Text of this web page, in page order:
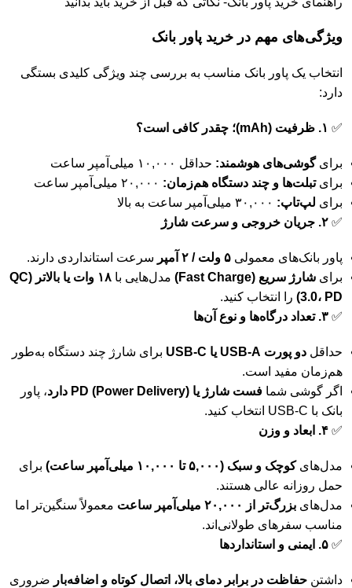
ویژگی‌های مهم در خرید پاور بانک
انتخاب یک پاور بانک مناسب به بررسی چند ویژگی کلیدی بستگی
دارد:
✅ ۱. ظرفیت (mAh)؛ چقدر کافی است؟
برایگوشی‌های هوشمند: حداقل ۱۰,۰۰۰ میلی‌آمپر ساعت
برایتبلت‌ها و چند دستگاه هم‌زمان:
برای لپ‌تاپ:
✅ ۲. جریان خروجی و سرعت شارژ
پاور بانک‌های معمولی ۵ ولت / ۲ آمپر
سرعت استانداردی دارند.
برای شارژ سریع (Fast Charge) مدل‌هایی با
۱۸ وات یا بالاتر (QC
3.0، PD) را انتخاب کنید.
✅ ۳. تعداد درگاه‌ها و نوع آن‌ها
حداقل دو پورت USB-A یا USB-C
برای شارژ چند دستگاه به‌طور
هم‌زمان مفید است.
اگر گوشی شما فست شارژ یا PD (Power Delivery) دارد
، پاور
بانک با USB-C انتخاب کنید.
✅ ۴. ابعاد و وزن
مدل‌هایکوچک و سبک (۵,۰۰۰ تا ۱۰,۰۰۰ میلی‌آمپر ساعت)
برای
حمل روزانه عالی هستند.
مدل‌های بزرگ‌تر از ۲۰,۰۰۰ میلی‌آمپر ساعت
معمولاً سنگین‌تر اما
مناسب سفرهای طولانی‌اند.
✅ ۵. ایمنی و استانداردها
داشتن حفاظت در برابر دمای بالا، اتصال کوتاه و اضافه‌بار ضروری